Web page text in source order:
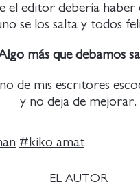
el editor debería haber
se los salta y todos
más que debamos
de mis escritores
y no deja de mejorar.
# kiko amat
EL AUTOR